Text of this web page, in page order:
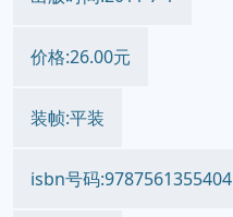
价格:26.00元
装帧:平装
isbn号码:9787561355404